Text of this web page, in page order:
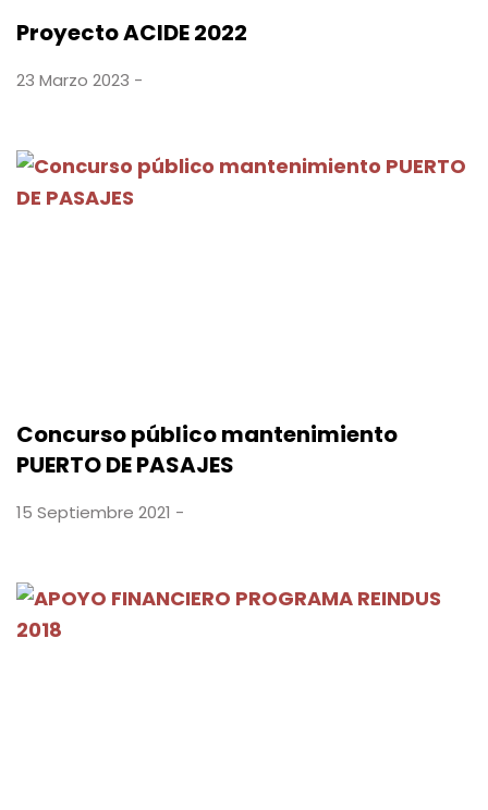
Proyecto ACIDE 2022
23 Marzo 2023 -
Concurso público mantenimiento
PUERTO DE PASAJES
15 Septiembre 2021 -